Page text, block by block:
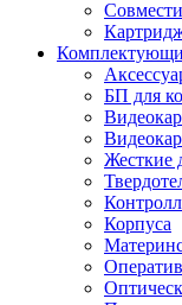
БП для
Жесткие
Корпуса